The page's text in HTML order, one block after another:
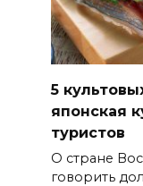
5
японская
туристов
О стране
говорить